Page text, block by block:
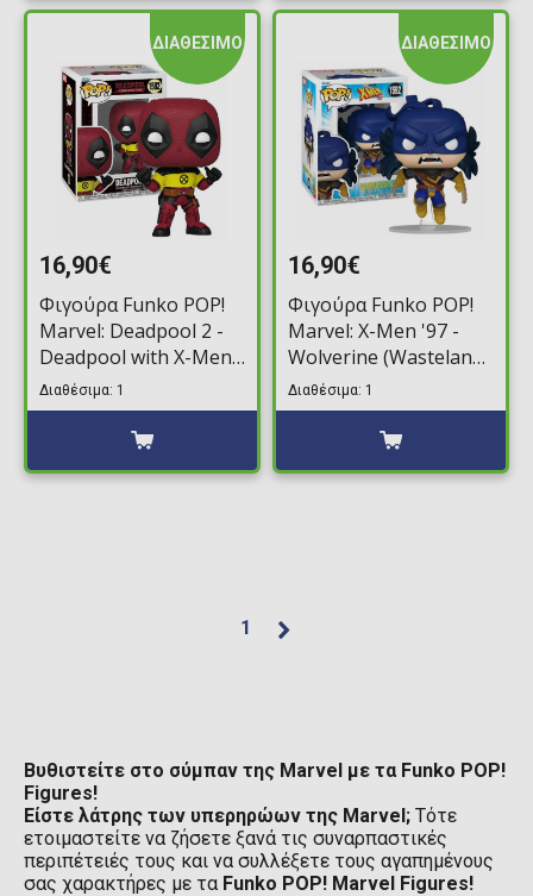
ΔΙΑΘΕΣΙΜΟ
16,90€
Φιγούρα Funko POP!
Marvel: Deadpool 2 -
Deadpool with X-Men
Shirt #1582
Διαθέσιμα: 1
ΔΙΑΘΕΣΙΜΟ
16,90€
Φιγούρα Funko POP!
Marvel: X-Men '97 -
Wolverine (Wasteland)
#1592
Διαθέσιμα: 1
1
Βυθιστείτε στο σύμπαν της Marvel με τα Funko POP!
Figures!
Είστε λάτρης των υπερηρώων της Marvel; Τότε
ετοιμαστείτε να ζήσετε ξανά τις συναρπαστικές
περιπέτειές τους και να συλλέξετε τους αγαπημένους
σας χαρακτήρες με τα Funko POP! Marvel Figures!